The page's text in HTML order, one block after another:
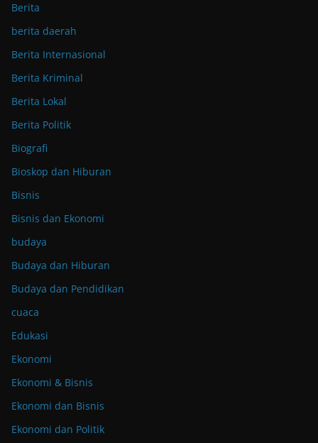
Berita
berita daerah
Berita Internasional
Berita Kriminal
Berita Lokal
Berita Politik
Biografi
Bioskop dan Hiburan
Bisnis
Bisnis dan Ekonomi
budaya
Budaya dan Hiburan
Budaya dan Pendidikan
cuaca
Edukasi
Ekonomi
Ekonomi & Bisnis
Ekonomi dan Bisnis
Ekonomi dan Politik